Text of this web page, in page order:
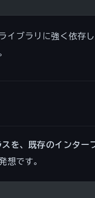
イブラリに強く依存
を、既存のインター
想です。